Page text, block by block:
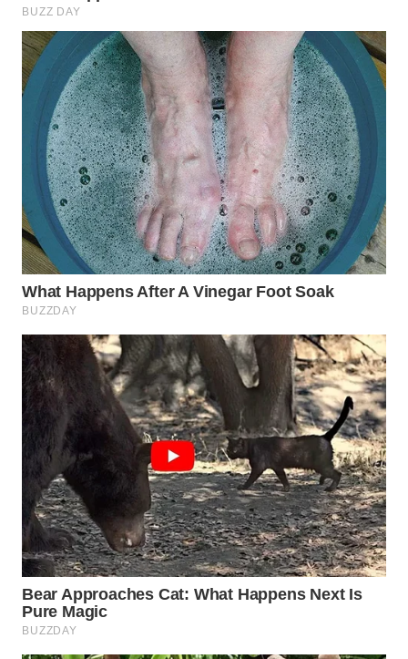
WN
TEBING
TINGGI
WN
PAKPAK
WN
KARAWANG
WN
BEKASI
WN
BOGOR
WN
DEPOK
WN
TAPANULI
UTARA
WN
SAMOSIR
WN
PADANG
LAWAS